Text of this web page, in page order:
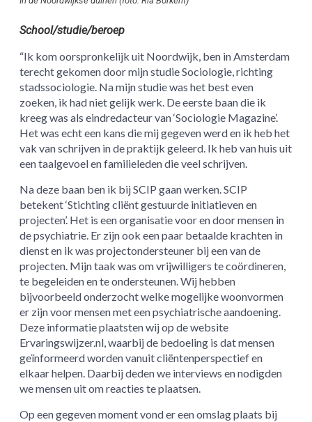
School/studie/beroep
“Ik kom oorspronkelijk uit Noordwijk, ben in Amsterdam
terecht gekomen door mijn studie Sociologie, richting
stadssociologie. Na mijn studie was het best even
zoeken, ik had niet gelijk werk. De eerste baan die ik
kreeg was als eindredacteur van ‘Sociologie Magazine’.
Het was echt een kans die mij gegeven werd en ik heb het
vak van schrijven in de praktijk geleerd. Ik heb van huis uit
een taalgevoel en familieleden die veel schrijven.
Na deze baan ben ik bij SCIP gaan werken. SCIP
betekent ‘Stichting cliënt gestuurde initiatieven en
projecten’. Het is een organisatie voor en door mensen in
de psychiatrie. Er zijn ook een paar betaalde krachten in
dienst en ik was projectondersteuner bij een van de
projecten. Mijn taak was om vrijwilligers te coördineren,
te begeleiden en te ondersteunen. Wij hebben
bijvoorbeeld onderzocht welke mogelijke woonvormen
er zijn voor mensen met een psychiatrische aandoening.
Deze informatie plaatsten wij op de website
Ervaringswijzer.nl, waarbij de bedoeling is dat mensen
geïnformeerd worden vanuit cliëntenperspectief en
elkaar helpen. Daarbij deden we interviews en nodigden
we mensen uit om reacties te plaatsen.
Op een gegeven moment vond er een omslag plaats bij